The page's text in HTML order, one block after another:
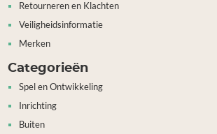
Retourneren en Klachten
Veiligheidsinformatie
Merken
Categorieën
Spel en Ontwikkeling
Inrichting
Buiten